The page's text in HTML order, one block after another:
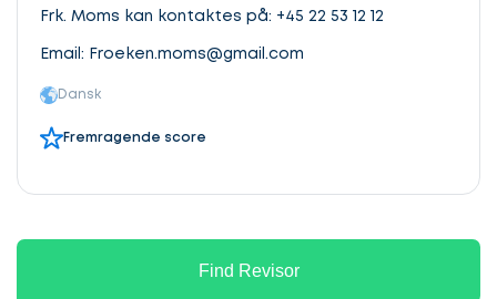
Frk. Moms kan kontaktes på: +45 22 53 12 12
Email: Froeken.moms@gmail.com
Dansk
Fremragende score
Find Revisor